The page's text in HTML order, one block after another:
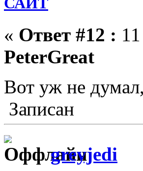
« Ответ #12 :
PeterGreat
Вот уж не
Записан
greyjedi